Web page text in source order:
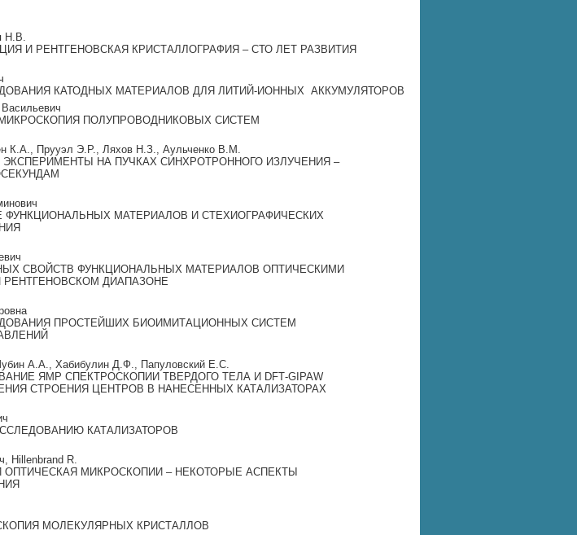
Н.В.
И РЕНТГЕНОВСКАЯ КРИСТАЛЛОГРАФИЯ – СТО ЛЕТ РАЗВИТИЯ
КАТОДНЫХ МАТЕРИАЛОВ ДЛЯ ЛИТИЙ‐ИОННЫХ АККУМУЛЯТОРОВ
ПОЛУПРОВОДНИКОВЫХ СИСТЕМ
К.А., Прууэл Э.Р., Ляхов Н.З., Аульченко В.М.
ЭКСПЕРИМЕНТЫ НА ПУЧКАХ СИНХРОТРОННОГО ИЗЛУЧЕНИЯ –
МАТЕРИАЛОВ И СТЕХИОГРАФИЧЕСКИХ
СВОЙСТВ ФУНКЦИОНАЛЬНЫХ МАТЕРИАЛОВ ОПТИЧЕСКИМИ
ДИАПАЗОНЕ
ПРОСТЕЙШИХ БИОИМИТАЦИОННЫХ СИСТЕМ
А.А., Хабибулин Д.Ф., Папуловский Е.С.
ЯМР СПЕКТРОСКОПИИ ТВЕРДОГО ТЕЛА И DFT‐GIPAW
СТРОЕНИЯ ЦЕНТРОВ В НАНЕСЕННЫХ КАТАЛИЗАТОРАХ
КАТАЛИЗАТОРОВ
Hillenbrand R.
ОПТИЧЕСКАЯ МИКРОСКОПИИ – НЕКОТОРЫЕ АСПЕКТЫ
МОЛЕКУЛЯРНЫХ КРИСТАЛЛОВ